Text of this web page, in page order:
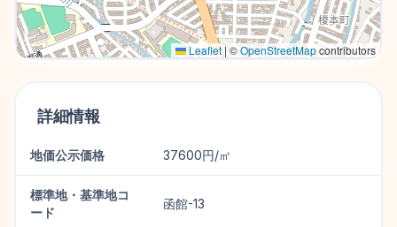
Leaflet | ©OpenStreetMapcontributors
詳細情報
地価公示価格 37600円/㎡
標準地・基準地コ
ード
函館-13